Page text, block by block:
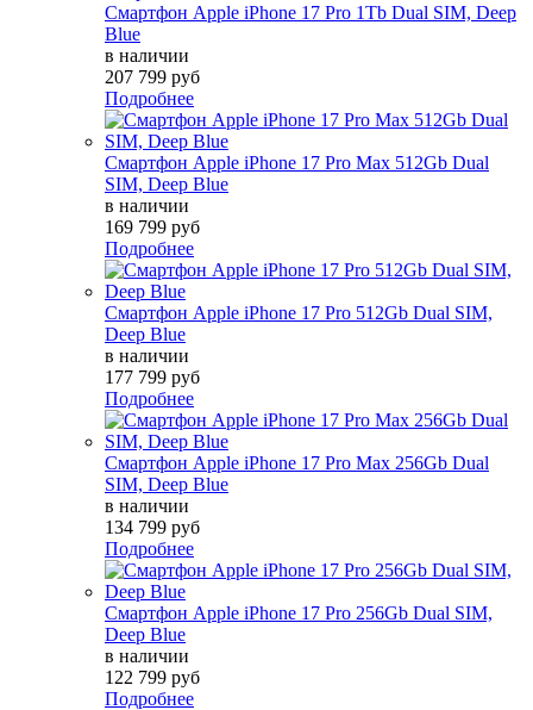
Смартфон Apple iPhone 17 Pro 1Tb Dual SIM, Deep
Blue
в наличии
207 799 руб
Подробнее
Смартфон Apple iPhone 17 Pro Max 512Gb Dual
SIM, Deep Blue
в наличии
169 799 руб
Подробнее
Смартфон Apple iPhone 17 Pro 512Gb Dual SIM,
Deep Blue
в наличии
177 799 руб
Подробнее
Смартфон Apple iPhone 17 Pro Max 256Gb Dual
SIM, Deep Blue
в наличии
134 799 руб
Подробнее
Смартфон Apple iPhone 17 Pro 256Gb Dual SIM,
Deep Blue
в наличии
122 799 руб
Подробнее